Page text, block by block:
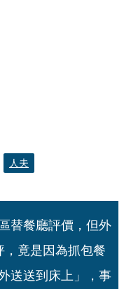
人夫
替餐廳評價，但外
竟是因為抓包餐
送送到床上」，事